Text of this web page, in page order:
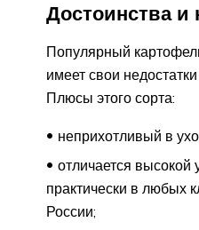
Достоинства и
Популярный
имеет свои
Плюсы этого сорта:
неприхотливый в
отличается высокой
практически в любых
России;